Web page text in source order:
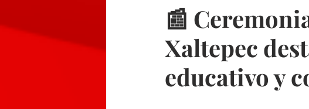
📰
Xaltepec
educativo y